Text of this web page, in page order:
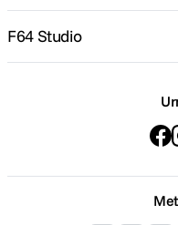
F64 Studio